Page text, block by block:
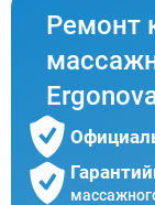
Ремонт